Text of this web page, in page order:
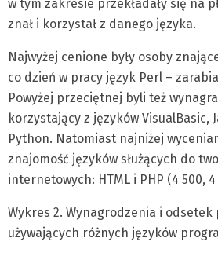
w tym zakresie przekładały się na
znał i korzystał z danego języka.
Najwyżej cenione były osoby
co dzień w pracy język Perl –
Powyżej przeciętnej byli też
korzystający z języków VisualBasic,
Python. Natomiast najniżej
znajomość języków służących do
internetowych: HTML i PHP (4 500, 4
Wykres 2. Wynagrodzenia i
używających różnych języków